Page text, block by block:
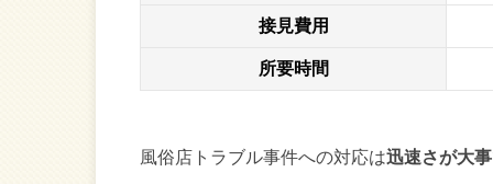
接見費用
所要時間
風俗店トラブル事件への対応は迅速さが大事